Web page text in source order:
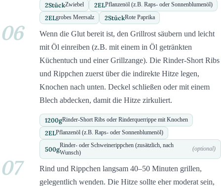
2StückZwiebel 2ELPflanzenöl (z.B. Raps- oder Sonnenblumenöl)
2ELgrobes Meersalz 2StückRote Paprika
06
Wenn die Glut bereit ist, den Grillrost säubern und leicht
mit Öl einreiben (z.B. mit einem in Öl getränkten
Küchentuch und einer Grillzange). Die Rinder-Short Ribs
und Rippchen zuerst über die indirekte Hitze legen,
Knochen nach unten. Deckel schließen oder mit einem
Blech abdecken, damit die Hitze zirkuliert.
1200gRinder-Short Ribs oder Rinderquerrippe mit Knochen
2ELPflanzenöl (z.B. Raps- oder Sonnenblumenöl)
500gRinder- oder Schweinerippchen (zusätzlich, nach
Wunsch)
(optional)
07
Rind und Rippchen langsam 40–50 Minuten grillen,
gelegentlich wenden. Die Hitze sollte eher moderat sein,